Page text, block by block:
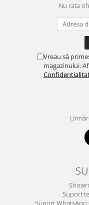
Nu rata
Vreau să
magazinului.
Suport
Suport WhatsApp